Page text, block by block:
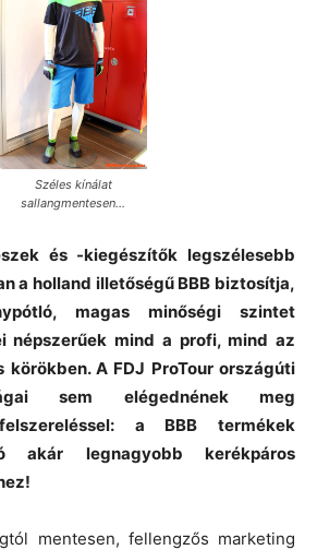
Széles kínálat
sallangmentesen…
és -kiegészítők legszélesebb
a holland illetőségű BBB biztosítja,
magas minőségi szintet
népszerűek mind a profi, mind az
körökben. A FDJ ProTour országúti
sem elégednének meg
a BBB termékek
akár legnagyobb kerékpáros
mentesen, fellengzős marketing